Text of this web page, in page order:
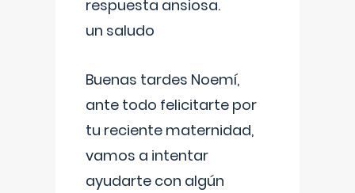
respuesta ansiosa.
un saludo
Buenas tardes Noemí,
ante todo felicitarte por
tu reciente maternidad,
vamos a intentar
ayudarte con algún